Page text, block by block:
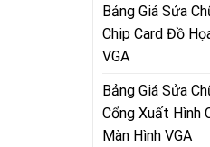
Bảng Giá Sửa
Chip Card Đồ
VGA
Bảng Giá Sửa
Cổng Xuất Hình
Màn Hình VGA